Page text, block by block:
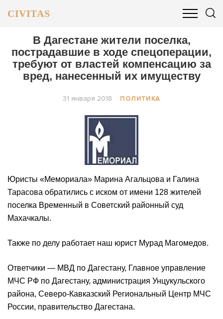
CIVITAS
ОБЩЕСТВО БИЗНЕС И ФИНАНСЫ
В Дагестане жители поселка,
пострадавшие в ходе спецоперации,
требуют от властей компенсацию за
вред, нанесенный их имуществу
31 января 2018 ПОЛИТИКА
Юристы «Мемориала» Марина Агальцова и Галина
Тарасова обратились с иском от имени 128 жителей
поселка Временный в Советский районный суд
Махачкалы.
Также по делу работает наш юрист Мурад Магомедов.
Ответчики — МВД по Дагестану, Главное управление
МЧС РФ по Дагестану, администрация Унцукульского
района, Северо-Кавказский Региональный Центр МЧС
России, правительство Дагестана.